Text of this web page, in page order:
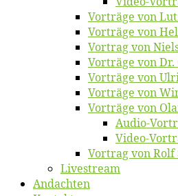
Vor­trä­ge von
Vor­trä­ge von
Vor­trag von
Vor­trä­ge von
Vor­trä­ge von
Vor­trä­ge von
Vor­trä­ge von
Au­dio-
Vi­deo-
Vor­trag von Rolf
Live­stream
An­dach­ten